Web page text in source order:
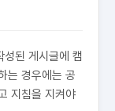
된 게시글에 캠
는 경우에는 공
지침을 지켜야